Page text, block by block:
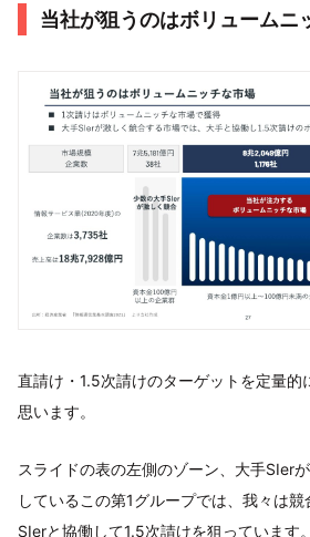
当社が狙うのはボリュームニ
直請け・1.5次請けのターゲットを定量的
思います。
スライドの表の左側のゾーン、大手SIer
しているこの第1グループでは、我々は
SIerと協働して1.5次請けを狙っています。